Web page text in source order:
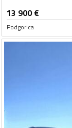
13 900€
Podgorica